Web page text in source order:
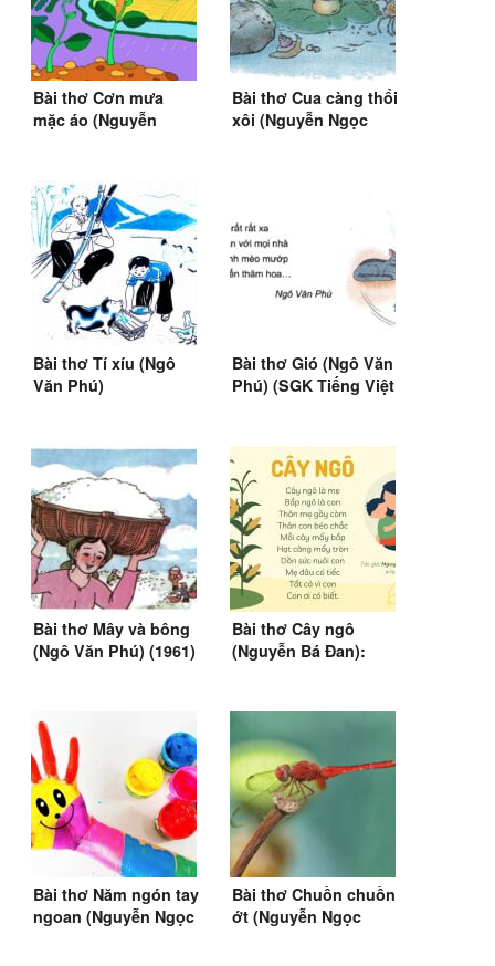
Bài thơ Cơn mưa
mặc áo (Nguyễn
Bài thơ Cua càng thổi
xôi (Nguyễn Ngọc
Bài thơ Tí xíu (Ngô
Văn Phú)
Bài thơ Gió (Ngô Văn
Phú) (SGK Tiếng Việt
Bài thơ Mây và bông
(Ngô Văn Phú) (1961)
Bài thơ Cây ngô
(Nguyễn Bá Đan):
Bài thơ Năm ngón tay
ngoan (Nguyễn Ngọc
Bài thơ Chuồn chuồn
ớt (Nguyễn Ngọc